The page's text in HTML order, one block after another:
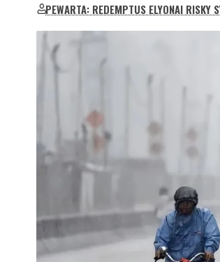
PEWARTA: REDEMPTUS ELYONAI RISKY